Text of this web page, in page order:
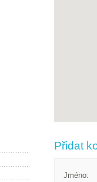
Přidat
Jméno: